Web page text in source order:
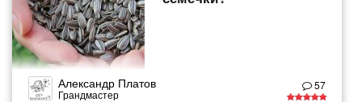
Александр Платов
Грандмастер
57